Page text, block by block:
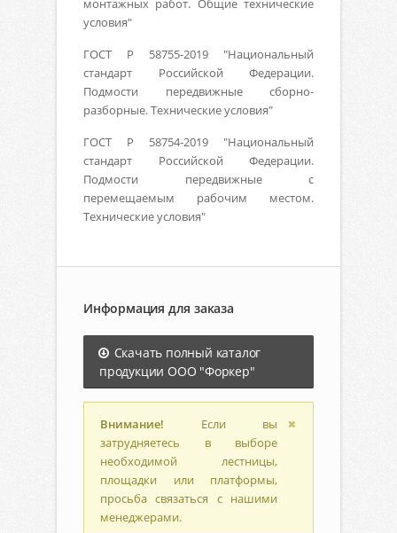
монтажных работ. Общие технические
условия"
ГОСТ Р 58755-2019 "Национальный
стандарт Российской Федерации.
Подмости передвижные сборно-
разборные. Технические условия"
ГОСТ Р 58754-2019 "Национальный
стандарт Российской Федерации.
Подмости передвижные с
перемещаемым рабочим местом.
Технические условия"
Информация для заказа
Скачать полный каталог
продукции ООО "Форкер"
Внимание! Если вы
затрудняетесь в выборе
необходимой лестницы,
площадки или платформы,
просьба связаться с нашими
менеджерами.